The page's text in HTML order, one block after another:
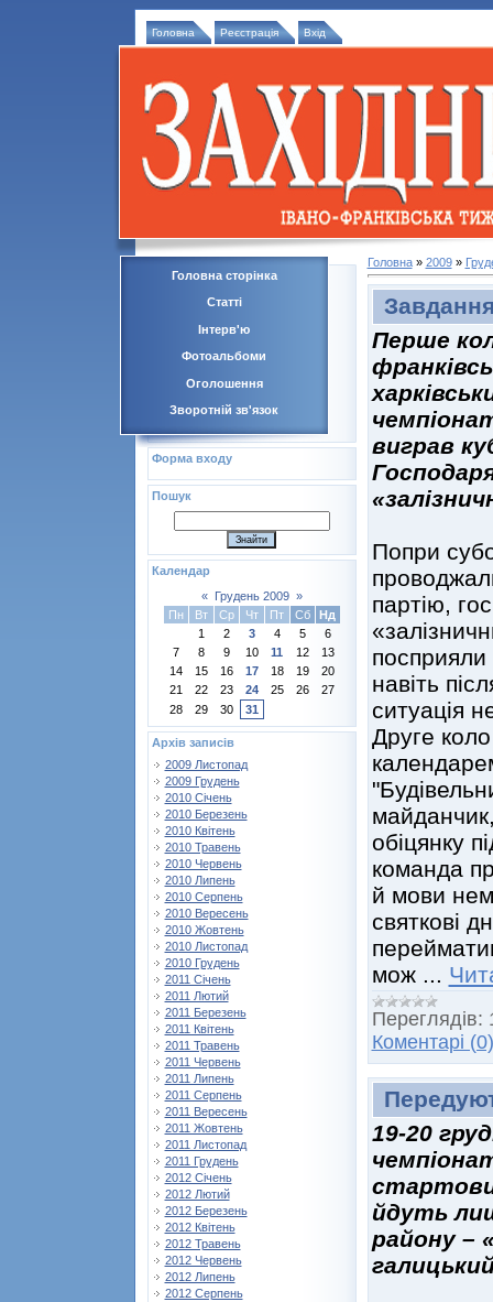
Головна Реєстрація Вхід
Головна сторінка
Статті
Інтерв'ю
Фотоальбоми
Оголошення
Зворотній зв'язок
Форма входу
Пошук
Календар
«
Грудень 2009 »
Пн
Вт Ср Чт Пт Сб
Нд
1
2 3 4 5
6
7
8 9 10 11 12
13
14
15 16 17 18 19
20
21
22 23 24 25 26
27
28
29 30 31
Архів записів
2009 Листопад
2009 Грудень
2010 Січень
2010 Березень
2010 Квітень
2010 Травень
2010 Червень
2010 Липень
2010 Серпень
2010 Вересень
2010 Жовтень
2010 Листопад
2010 Грудень
2011 Січень
2011 Лютий
2011 Березень
2011 Квітень
2011 Травень
2011 Червень
2011 Липень
2011 Серпень
2011 Вересень
2011 Жовтень
2011 Листопад
2011 Грудень
2012 Січень
2012 Лютий
2012 Березень
2012 Квітень
2012 Травень
2012 Червень
2012 Липень
2012 Серпень
Головна» 2009 »
Перше
виграв
Попри
партію,
посприяли
навіть
ситуація
Друге
обіцянку
команда
й мови
святкові
мож ...
Переглядів:
Коментарі (0)
19-20
йдуть
району –